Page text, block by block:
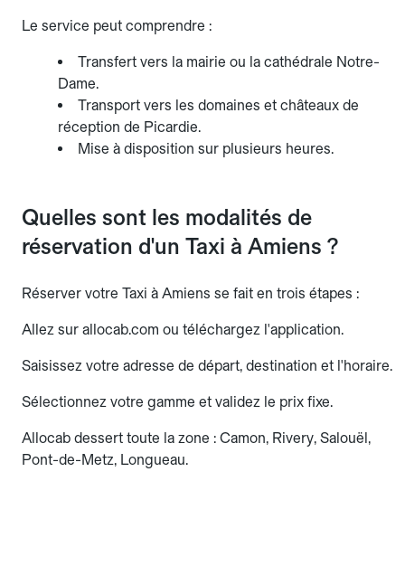
Le service peut comprendre :
Transfert vers la mairie ou la cathédrale Notre-
Dame.
Transport vers les domaines et châteaux de
réception de Picardie.
Mise à disposition sur plusieurs heures.
Quelles sont les modalités de
réservation d'un Taxi à Amiens ?
Réserver votre Taxi à Amiens se fait en trois étapes :
Allez sur allocab.com ou téléchargez l'application.
Saisissez votre adresse de départ, destination et l'horaire.
Sélectionnez votre gamme et validez le prix fixe.
Allocab dessert toute la zone : Camon, Rivery, Salouël,
Pont-de-Metz, Longueau.